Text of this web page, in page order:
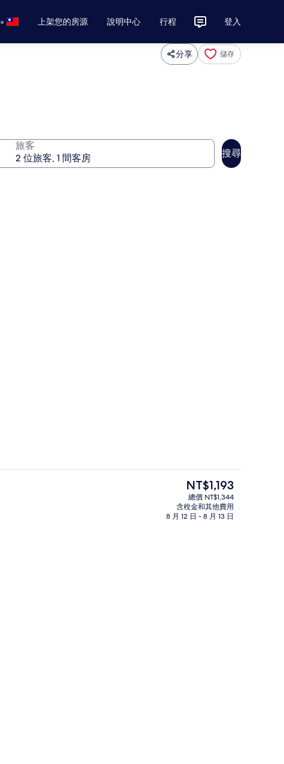
• 上架您的房源 說明中心 行程 登入
分享 儲存
旅客
搜尋
行政套房 | 起居區
目
前
的
價
NT$1,193
總價 NT$1,344
含稅金和其他費用
8 月 12 日 - 8 月 13 日